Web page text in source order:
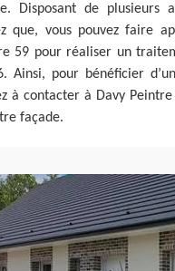
Disposant de plusieurs
que, vous pouvez faire
59 pour réaliser un
Ainsi, pour bénéficier
à contacter à Davy
façade.